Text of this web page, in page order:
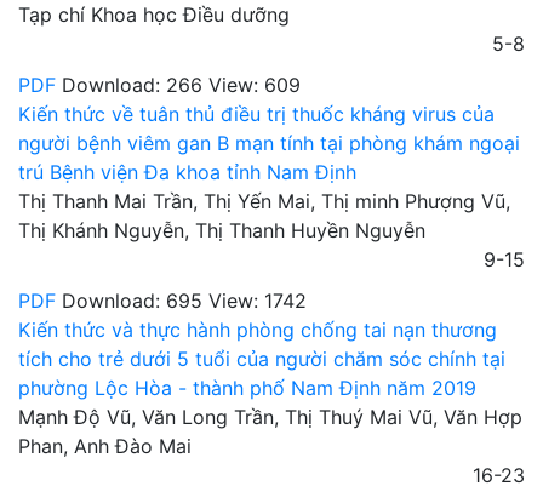
Tạp chí Khoa học Điều dưỡng
5-8
PDF Download: 266 View: 609
Kiến thức về tuân thủ điều trị thuốc kháng virus của
người bệnh viêm gan B mạn tính tại phòng khám ngoại
trú Bệnh viện Đa khoa tỉnh Nam Định
Thị Thanh Mai Trần, Thị Yến Mai, Thị minh Phượng Vũ,
Thị Khánh Nguyễn, Thị Thanh Huyền Nguyễn
9-15
PDF Download: 695 View: 1742
Kiến thức và thực hành phòng chống tai nạn thương
tích cho trẻ dưới 5 tuổi của người chăm sóc chính tại
phường Lộc Hòa - thành phố Nam Định năm 2019
Mạnh Độ Vũ, Văn Long Trần, Thị Thuý Mai Vũ, Văn Hợp
Phan, Anh Đào Mai
16-23